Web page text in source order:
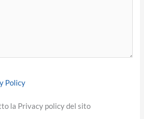
Policy
la Privacy policy del sito